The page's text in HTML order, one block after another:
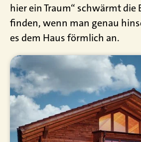
hier ein Traum“ schwärmt die
finden, wenn man genau
es dem Haus förmlich an.